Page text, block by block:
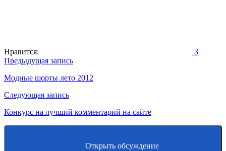
Нравится: 3
Навигация
по
записям
Предыдущая запись
Модные шорты лето 2012
Следующая запись
Конкурс на лучший комментарий на сайте
Открыть обсуждение